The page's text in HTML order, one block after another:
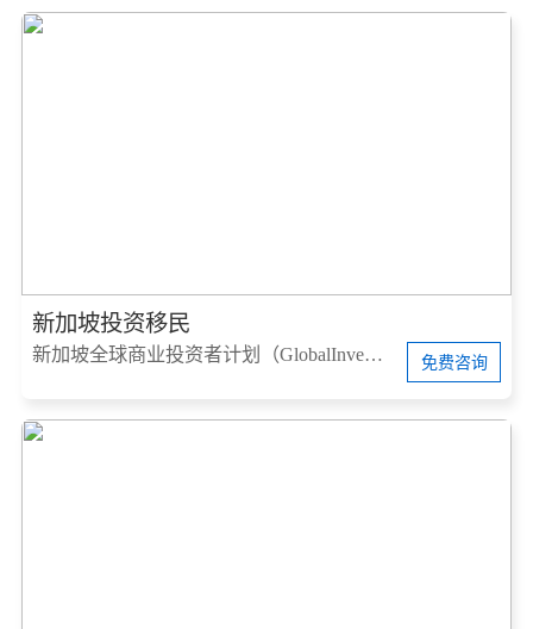
新加坡投资移民
新加坡全球商业投资者计划（GlobalInvestorProgram，简称GIP） 免费咨询